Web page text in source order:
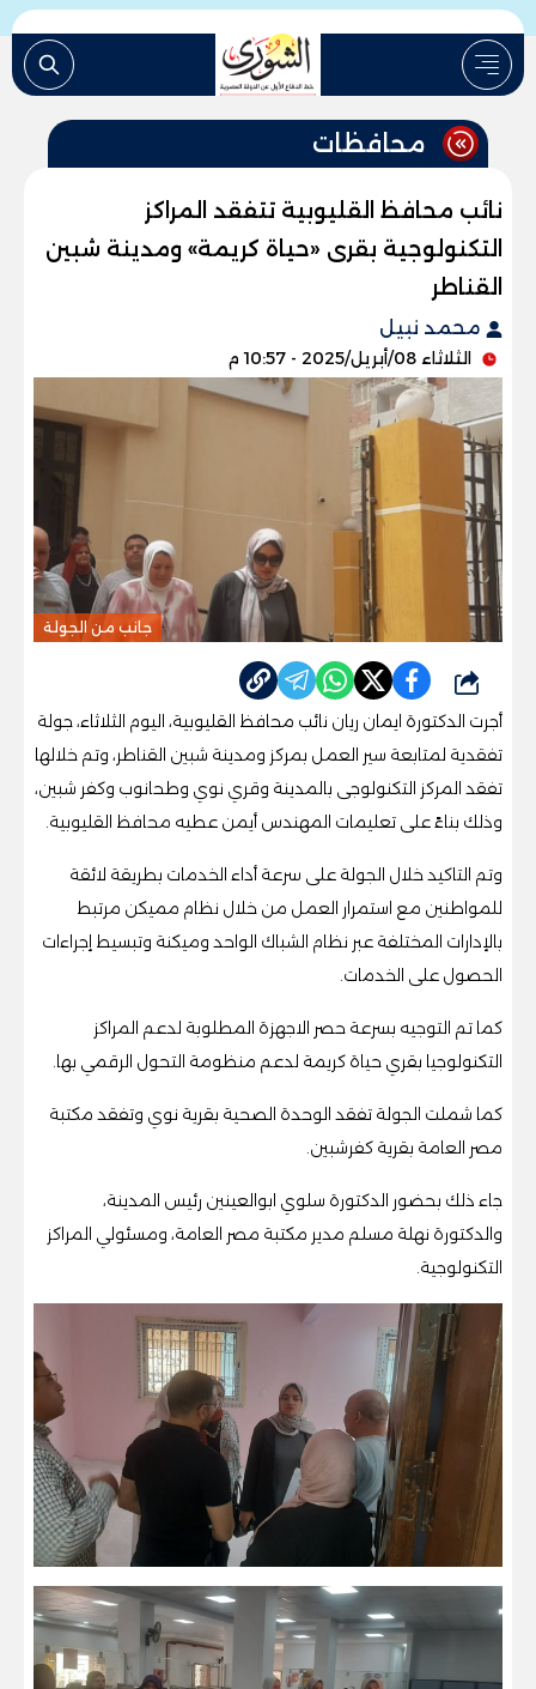
محافظات
نائب محافظ القليوبية تتفقد المراكز
التكنولوجية بقرى «حياة كريمة» ومدينة شبين
القناطر
محمد نبيل
الثلاثاء 08/أبريل/2025 - 10:57 م
جانب من الجولة
شارك
أجرت الدكتورة ايمان ريان نائب محافظ القليوبية، اليوم الثلاثاء، جولة
تفقدية لمتابعة سير العمل بمركز ومدينة شبين القناطر، وتم خلالها
تفقد المركز التكنولوجى بالمدينة وقري نوي وطحانوب وكفر شبين،
وذلك بناءً على تعليمات المهندس أيمن عطيه محافظ القليوبية.
وتم التاكيد خلال الجولة على سرعة أداء الخدمات بطريقة لائقة
للمواطنين مع استمرار العمل من خلال نظام مميكن مرتبط
بالإدارات المختلفة عبر نظام الشباك الواحد وميكنة وتبسيط إجراءات
الحصول على الخدمات.
كما تم التوجيه بسرعة حصر الاجهزة المطلوبة لدعم المراكز
التكنولوجيا بقري حياة كريمة لدعم منظومة التحول الرقمي بها.
كما شملت الجولة تفقد الوحدة الصحية بقرية نوي وتفقد مكتبة
مصر العامة بقرية كفرشبين.
جاء ذلك بحضور الدكتورة سلوي ابوالعينين رئيس المدينة،
والدكتورة نهلة مسلم مدير مكتبة مصر العامة، ومسئولي المراكز
التكنولوجية.